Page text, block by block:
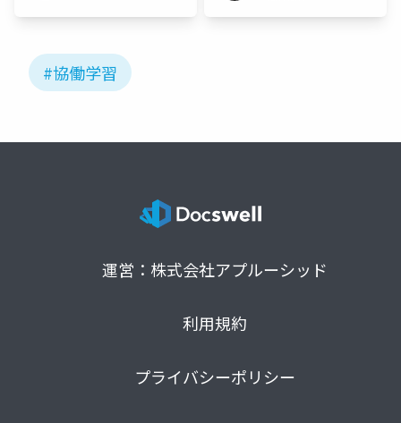
#協働学習
運営：株式会社アプルーシッド
利用規約
プライバシーポリシー